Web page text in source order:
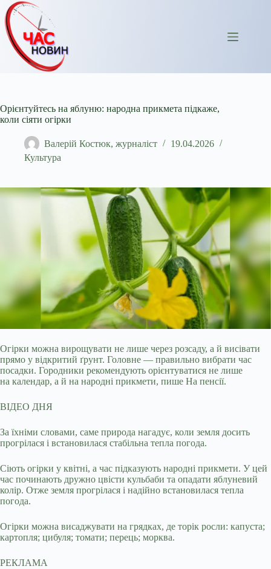
Перейти
до
вмісту
Орієнтуйтесь на яблуню: народна прикмета підкаже,
коли сіяти огірки
Валерій Костюк, журналіст
19.04.2026
Культура
Огірки можна вирощувати не лише через розсаду, а й висівати
прямо у відкритий ґрунт. Головне — правильно вибрати час
посадки. Городники рекомендують орієнтуватися не лише
на календар, а й на народні прикмети, пише На пенсії.
ВІДЕО ДНЯ
За їхніми словами, саме природа нагадує, коли земля досить
прогрілася і встановилася стабільна тепла погода.
Сіють огірки у квітні, а час підказують народні прикмети. У цей
час починають дружно цвісти кульбаби та опадати яблуневий
колір. Отже земля прогрілася і надійно встановилася тепла
погода.
Огірки можна висаджувати на грядках, де торік росли: капуста;
картопля; цибуля; томати; перець; морква.
РЕКЛАМА